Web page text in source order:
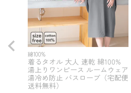
綿100%
着るタオル 大人 速乾 綿100%
湯上りワンピース ルームウェア
湯冷め防止 バスローブ（宅配便
送料無料）